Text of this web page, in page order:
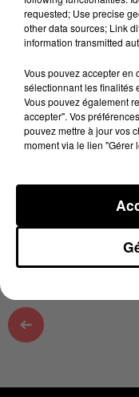
Emmanuel
100% Chez vous
25 avril 2025 - 2 min
PODCAST DE
DANS LE TARN
25/04/2025
dans le Tarn avec
requested; Use precise
other data sources; Link
information transmitted
Vous pouvez accepter en
sélectionnant les finalités
Vous pouvez également
accepter". Vos
pouvez mettre à jour vos
moment via le lien "Gérer